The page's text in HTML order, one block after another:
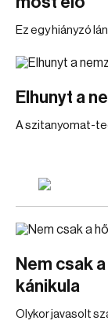
Ez egy hiányzó
Elhunyt a
A szitanyomat-
Nem csak
kánikula
Olykor javasolt